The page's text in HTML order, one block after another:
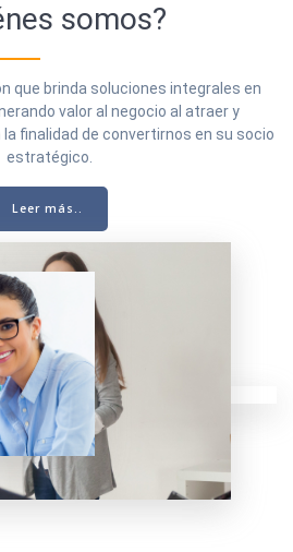
somos?
que brinda soluciones integrales en
valor al negocio al atraer y
finalidad de convertirnos en su socio
estratégico.
Leer más..